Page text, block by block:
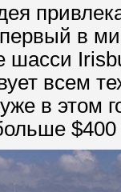
первый в
шасси
всем
в этом